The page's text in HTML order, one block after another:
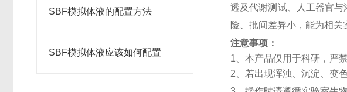
SBF模拟体液的配置方法
SBF模拟体液应该如何配置
透及代谢测试、人工器官
险、批间差异小，能为相关
注意事项：
1 、本产品仅用于科研，严
2 、若出现浑浊、沉淀、变